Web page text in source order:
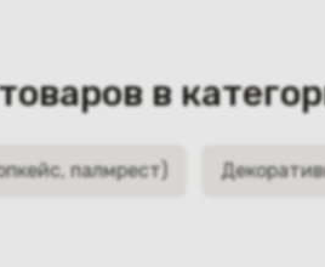
в
палмрест)